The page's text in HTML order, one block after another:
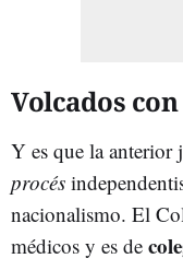
Volcados
Y es que la
procés
nacionalismo. El
médicos y es de